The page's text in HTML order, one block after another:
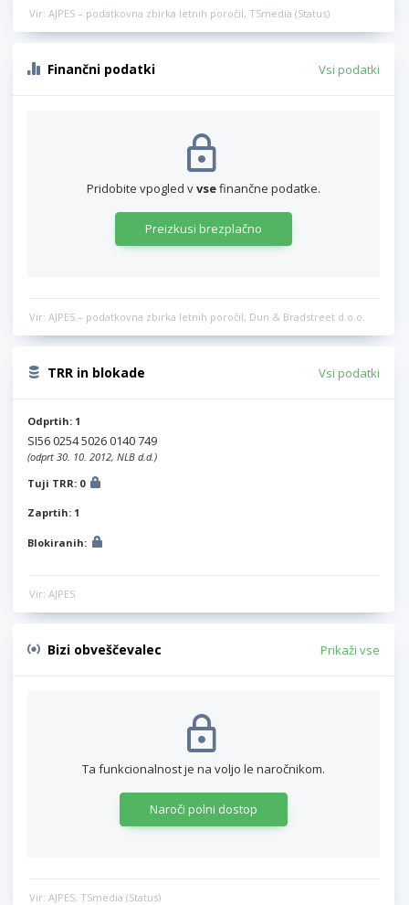
Vir: AJPES – podatkovna zbirka letnih poročil, TSmedia (Status)
Finančni podatki Vsi podatki
Pridobite vpogled vvsefinančne podatke.
Preizkusi brezplačno
Vir: AJPES – podatkovna zbirka letnih poročil, Dun & Bradstreet d.o.o.
TRR in blokade Vsi podatki
Odprtih: 1
SI56 0254 5026 0140 749
(odprt 30. 10. 2012, NLB d.d.)
Tuji TRR: 0
Zaprtih: 1
Blokiranih:
Vir: AJPES
Bizi obveščevalec Prikaži vse
Ta funkcionalnost je na voljo le naročnikom.
Naroči polni dostop
Vir: AJPES, TSmedia (Status)